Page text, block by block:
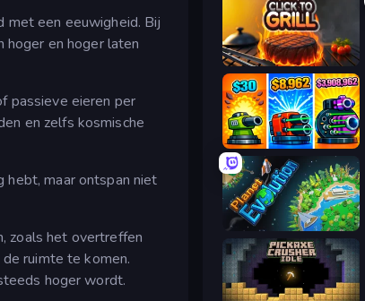
met een eeuwigheid. Bij
hoger en hoger laten
passieve eieren per
en zelfs kosmische
hebt, maar ontspan niet
zoals het overtreffen
ruimte te komen.
hoger wordt.
Click To Grill
Pumpkin Defense: Merge Cannon
Planet Evolution: Idle Clicker